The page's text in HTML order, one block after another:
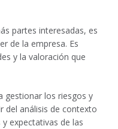
partes interesadas, es
de la empresa. Es
y la valoración que
gestionar los riesgos y
del análisis de contexto
expectativas de las